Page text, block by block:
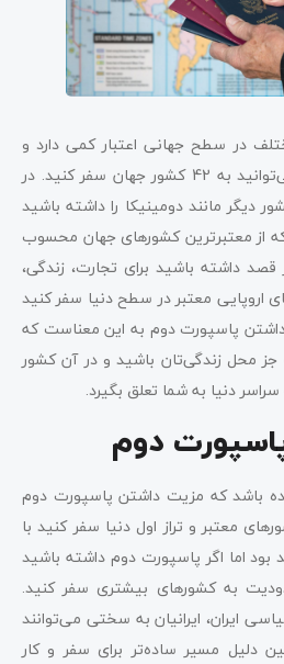
در سطح جهانی اعتبار کمی دارد و
شما با این پاسپورت تنها می‌توانید به 42 کشور جهان سفر کنید. در
دیگر مانند دومینیکا را داشته باشید
کشور دنیا که از معتبرترین کشورهای جهان محسوب
داشته باشید برای تجارت، زندگی،
اروپایی معتبر در سطح دنیا سفر کنید
داشتن پاسپورت دوم به این معناست که
محل زندگی‌تان باشید و در آن کشور
دنیا به شما تعلق بگیرد.
دوم
باشد که مزیت داشتن پاسپورت دوم
معتبر و تراز اول دنیا سفر کنید با
بود اما اگر پاسپورت دوم داشته باشید
به کشورهای بیشتری سفر کنید.
ایران، ایرانیان به سختی می‌توانند
دلیل مسیر ساده‌تر برای سفر و کار